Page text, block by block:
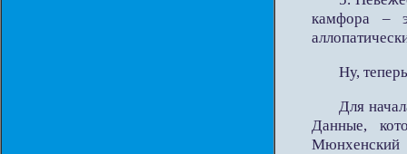
камфора –
Ну,
Для
Данные,
Мюнхенский